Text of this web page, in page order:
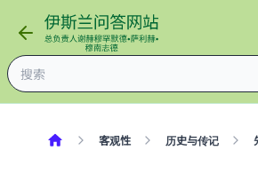
客观性 历史与传记